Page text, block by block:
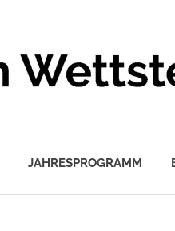
JAHRESPROGRAMM